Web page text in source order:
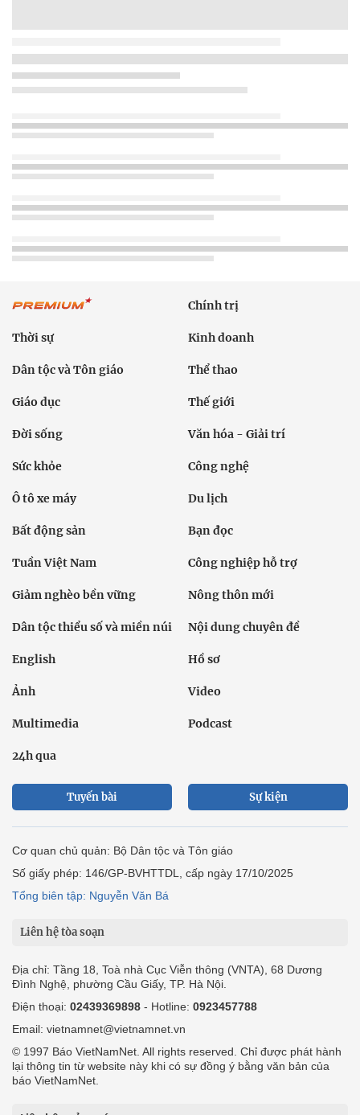
Chính trị
Thời sự Kinh doanh
Dân tộc và Tôn giáo Thể thao
Giáo dục Thế giới
Đời sống Văn hóa - Giải trí
Sức khỏe Công nghệ
Ô tô xe máy Du lịch
Bất động sản Bạn đọc
Tuần Việt Nam Công nghiệp hỗ trợ
Giảm nghèo bền vững Nông thôn mới
Dân tộc thiểu số và miền núi Nội dung chuyên đề
English Hồ sơ
Ảnh Video
Multimedia Podcast
24h qua
Tuyến bài Sự kiện
Cơ quan chủ quản: Bộ Dân tộc và Tôn giáo
Số giấy phép: 146/GP-BVHTTDL, cấp ngày 17/10/2025
Tổng biên tập: Nguyễn Văn Bá
Liên hệ tòa soạn
Địa chỉ: Tầng 18, Toà nhà Cục Viễn thông (VNTA), 68 Dương
Đình Nghệ, phường Cầu Giấy, TP. Hà Nội.
Điện thoại: 02439369898 - Hotline: 0923457788
Email: vietnamnet@vietnamnet.vn
© 1997 Báo VietNamNet. All rights reserved. Chỉ được phát hành
lại thông tin từ website này khi có sự đồng ý bằng văn bản của
báo VietNamNet.